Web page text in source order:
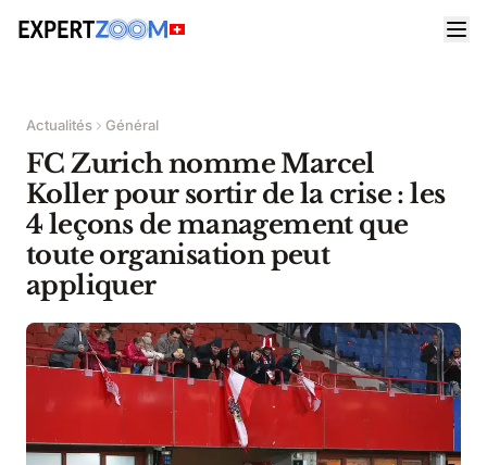
Actualités Général
FC Zurich nomme Marcel
Koller pour sortir de la crise : les
4 leçons de management que
toute organisation peut
appliquer